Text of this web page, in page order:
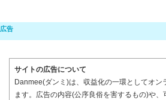
サイトの広告について
Danmee(ダンミ)は、収益化の一環としてオン
ます。広告の内容(公序良俗を害するもの)や